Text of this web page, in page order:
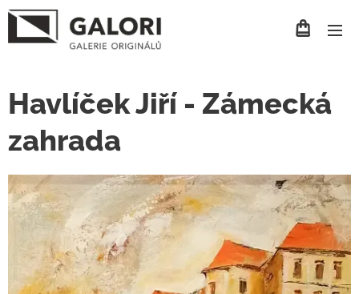
Havlíček Jiří - Zámecká
zahrada